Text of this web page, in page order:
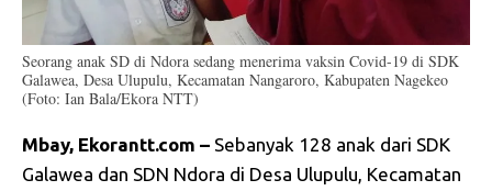
Seorang anak SD di Ndora sedang menerima vaksin Covid-19 di SDK
Galawea, Desa Ulupulu, Kecamatan Nangaroro, Kabupaten Nagekeo
(Foto: Ian Bala/Ekora NTT)
Mbay, Ekorantt.com – Sebanyak 128 anak dari SDK
Galawea dan SDN Ndora di Desa Ulupulu, Kecamatan